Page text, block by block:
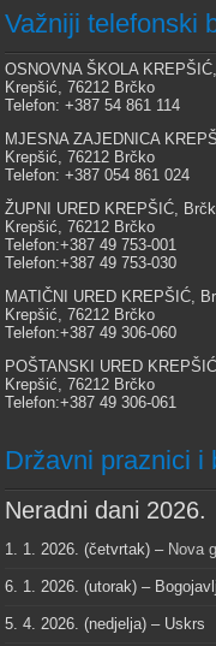
Važniji telefonski
OSNOVNA ŠKOLA
Krepšić, 76212 Brčko
Telefon: +387 54 861 114
MJESNA ZAJEDNICA
Krepšić, 76212 Brčko
Telefon: +387 054 861 024
ŽUPNI URED KREPŠIĆ,
Krepšić, 76212 Brčko
Telefon:+387 49 753-001
Telefon:+387 49 753-030
MATIČNI URED KREPŠIĆ,
Krepšić, 76212 Brčko
Telefon:+387 49 306-060
POŠTANSKI URED
Krepšić, 76212 Brčko
Telefon:+387 49 306-061
Državni praznici i
Neradni dani 2026.
1. 1. 2026. (četvrtak) – Nova
6. 1. 2026. (utorak) –
5. 4. 2026. (nedjelja) – Uskrs